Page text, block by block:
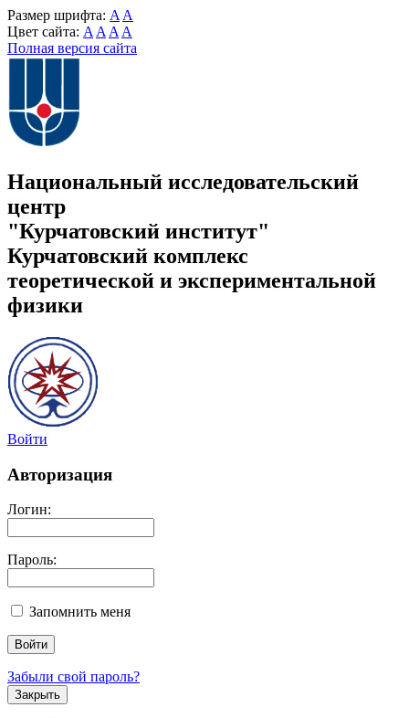
Размер шрифта: A A
Цвет сайта: A A A A
Полная версия сайта
Национальный исследовательский
центр
"Курчатовский институт"
Курчатовский комплекс
теоретической и экспериментальной
физики
Войти
Авторизация
Логин:
Пароль:
Запомнить меня
Забыли свой пароль?
Закрыть